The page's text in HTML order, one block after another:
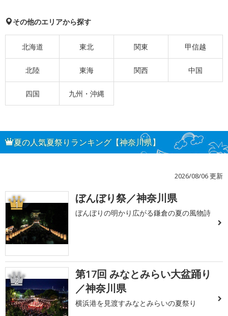
その他のエリアから探す
北海道 東北 関東 甲信越
北陸 東海 関西 中国
四国 九州・沖縄
夏の人気夏祭りランキング【神奈川県】
2026/08/06 更新
1 ぼんぼり祭／神奈川県
ぼんぼりの明かり広がる鎌倉の夏の風物詩
2
第17回 みなとみらい大盆踊り
／神奈川県
横浜港を見渡すみなとみらいの夏祭り